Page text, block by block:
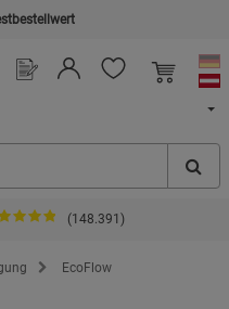
(148.391)
EcoFlow